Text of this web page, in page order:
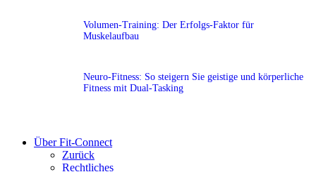
Volumen-Training: Der Erfolgs-Faktor für
Muskelaufbau
Neuro-Fitness: So steigern Sie geistige und körperliche
Fitness mit Dual-Tasking
Über Fit-Connect
Zurück
Rechtliches